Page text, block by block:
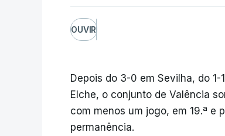
OUVIR
Depois do 3-0 em Sevilha, do
Elche, o conjunto de Valência
com menos um jogo, em 19.ª e
permanência.